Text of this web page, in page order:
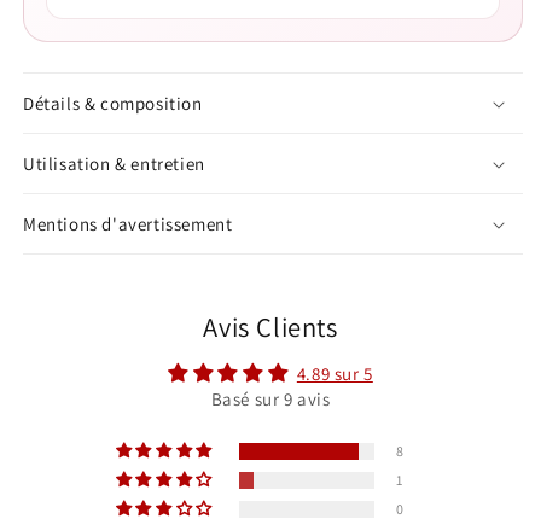
Détails & composition
Utilisation & entretien
Mentions d'avertissement
Avis Clients
4.89 sur 5
Basé sur 9 avis
8
1
0